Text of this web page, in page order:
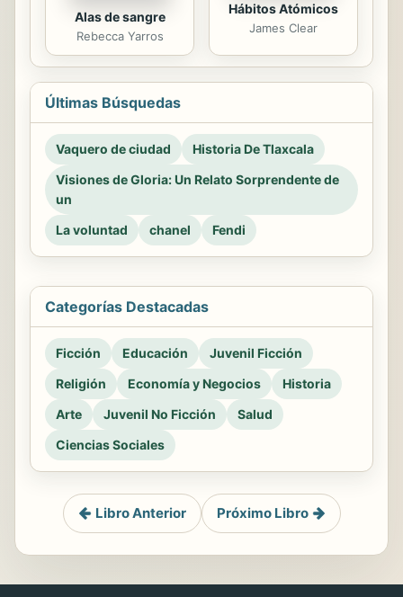
Alas de sangre
Rebecca Yarros
Hábitos Atómicos
James Clear
Últimas Búsquedas
Vaquero de ciudad
Historia De Tlaxcala
Visiones de Gloria: Un Relato Sorprendente de
un
La voluntad
chanel Fendi
Categorías Destacadas
Ficción Educación
Juvenil Ficción
Religión
Economía y Negocios
Historia
Arte
Juvenil No Ficción
Salud
Ciencias Sociales
Libro Anterior Próximo Libro